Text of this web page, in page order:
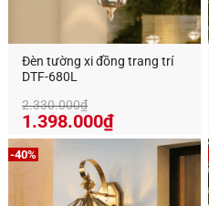
Đèn tường xi đồng trang trí
DTF-680L
2.330.000₫
1.398.000₫
-40%